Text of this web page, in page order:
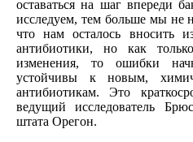
оставаться на шаг впереди
исследуем, тем больше мы не
что нам осталось вносить
антибиотики, но как
изменения, то ошибки
устойчивы к новым,
антибиотикам. Это
ведущий исследователь
штата Орегон.